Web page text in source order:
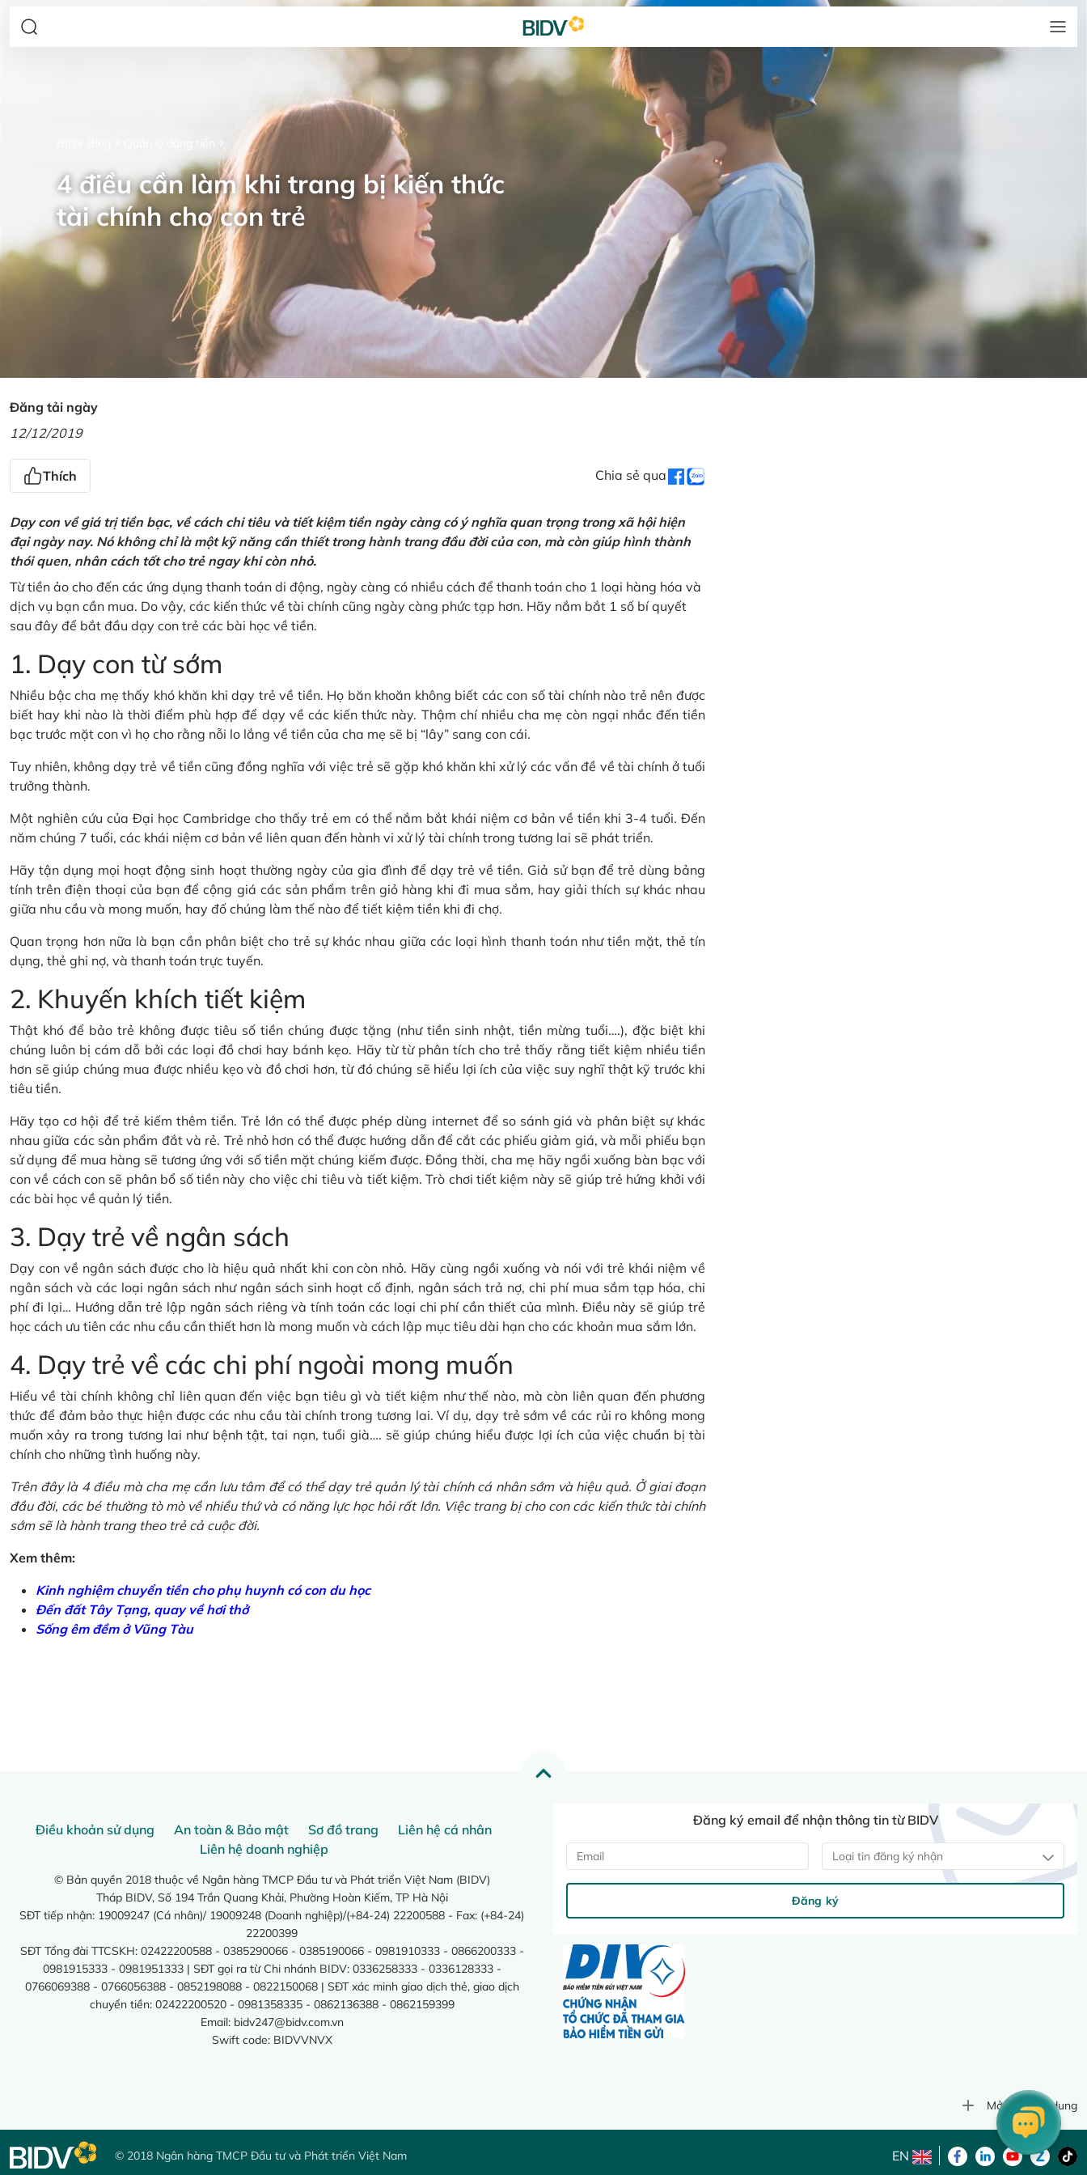
4 điều cần làm khi trang bị kiến thức
tài chính cho con trẻ
Đăng tải ngày
12/12/2019
Thích Chia sẻ qua
Dạy con về giá trị tiền bạc, về cách chi tiêu và tiết kiệm tiền ngày càng có ý nghĩa quan trọng trong xã hội hiện
đại ngày nay. Nó không chỉ là một kỹ năng cần thiết trong hành trang đầu đời của con, mà còn giúp hình thành
thói quen, nhân cách tốt cho trẻ ngay khi còn nhỏ.
Từ tiền ảo cho đến các ứng dụng thanh toán di động, ngày càng có nhiều cách để thanh toán cho 1 loại hàng hóa và
dịch vụ bạn cần mua. Do vậy, các kiến thức về tài chính cũng ngày càng phức tạp hơn. Hãy nắm bắt 1 số bí quyết
sau đây để bắt đầu dạy con trẻ các bài học về tiền.
1. Dạy con từ sớm
Nhiều bậc cha mẹ thấy khó khăn khi dạy trẻ về tiền. Họ băn khoăn không biết các con số tài chính nào trẻ nên được
biết hay khi nào là thời điểm phù hợp để dạy về các kiến thức này. Thậm chí nhiều cha mẹ còn ngại nhắc đến tiền
bạc trước mặt con vì họ cho rằng nỗi lo lắng về tiền của cha mẹ sẽ bị “lây” sang con cái.
Tuy nhiên, không dạy trẻ về tiền cũng đồng nghĩa với việc trẻ sẽ gặp khó khăn khi xử lý các vấn đề về tài chính ở tuổi
trưởng thành.
Một nghiên cứu của Đại học Cambridge cho thấy trẻ em có thể nắm bắt khái niệm cơ bản về tiền khi 3-4 tuổi. Đến
năm chúng 7 tuổi, các khái niệm cơ bản về liên quan đến hành vi xử lý tài chính trong tương lai sẽ phát triển.
Hãy tận dụng mọi hoạt động sinh hoạt thường ngày của gia đình để dạy trẻ về tiền. Giả sử bạn để trẻ dùng bảng
tính trên điện thoại của bạn để cộng giá các sản phẩm trên giỏ hàng khi đi mua sắm, hay giải thích sự khác nhau
giữa nhu cầu và mong muốn, hay đố chúng làm thế nào để tiết kiệm tiền khi đi chợ.
Quan trọng hơn nữa là bạn cần phân biệt cho trẻ sự khác nhau giữa các loại hình thanh toán như tiền mặt, thẻ tín
dụng, thẻ ghi nợ, và thanh toán trực tuyến.
2. Khuyến khích tiết kiệm
Thật khó để bảo trẻ không được tiêu số tiền chúng được tặng (như tiền sinh nhật, tiền mừng tuổi….), đặc biệt khi
chúng luôn bị cám dỗ bởi các loại đồ chơi hay bánh kẹo. Hãy từ từ phân tích cho trẻ thấy rằng tiết kiệm nhiều tiền
hơn sẽ giúp chúng mua được nhiều kẹo và đồ chơi hơn, từ đó chúng sẽ hiểu lợi ích của việc suy nghĩ thật kỹ trước khi
tiêu tiền.
Hãy tạo cơ hội để trẻ kiếm thêm tiền. Trẻ lớn có thể được phép dùng internet để so sánh giá và phân biệt sự khác
nhau giữa các sản phẩm đắt và rẻ. Trẻ nhỏ hơn có thể được hướng dẫn để cắt các phiếu giảm giá, và mỗi phiếu bạn
sử dụng để mua hàng sẽ tương ứng với số tiền mặt chúng kiếm được. Đồng thời, cha mẹ hãy ngồi xuống bàn bạc với
con về cách con sẽ phân bổ số tiền này cho việc chi tiêu và tiết kiệm. Trò chơi tiết kiệm này sẽ giúp trẻ hứng khởi với
các bài học về quản lý tiền.
3. Dạy trẻ về ngân sách
Dạy con về ngân sách được cho là hiệu quả nhất khi con còn nhỏ. Hãy cùng ngồi xuống và nói với trẻ khái niệm về
ngân sách và các loại ngân sách như ngân sách sinh hoạt cố định, ngân sách trả nợ, chi phí mua sắm tạp hóa, chi
phí đi lại… Hướng dẫn trẻ lập ngân sách riêng và tính toán các loại chi phí cần thiết của mình. Điều này sẽ giúp trẻ
học cách ưu tiên các nhu cầu cần thiết hơn là mong muốn và cách lập mục tiêu dài hạn cho các khoản mua sắm lớn.
4. Dạy trẻ về các chi phí ngoài mong muốn
Hiểu về tài chính không chỉ liên quan đến việc bạn tiêu gì và tiết kiệm như thế nào, mà còn liên quan đến phương
thức để đảm bảo thực hiện được các nhu cầu tài chính trong tương lai. Ví dụ, dạy trẻ sớm về các rủi ro không mong
muốn xảy ra trong tương lai như bệnh tật, tai nạn, tuổi già…. sẽ giúp chúng hiểu được lợi ích của việc chuẩn bị tài
chính cho những tình huống này.
Trên đây là 4 điều mà cha mẹ cần lưu tâm để có thể dạy trẻ quản lý tài chính cá nhân sớm và hiệu quả. Ở giai đoạn
đầu đời, các bé thường tò mò về nhiều thứ và có năng lực học hỏi rất lớn. Việc trang bị cho con các kiến thức tài chính
sớm sẽ là hành trang theo trẻ cả cuộc đời.
Xem thêm:
Kinh nghiệm chuyển tiền cho phụ huynh có con du học
Đến đất Tây Tạng, quay về hơi thở
Sống êm đềm ở Vũng Tàu
Điều khoản sử dụng An toàn & Bảo mật Sơ đồ trang
Liên hệ cá nhân
Liên hệ doanh nghiệp
© Bản quyền 2018 thuộc về Ngân hàng TMCP Đầu tư và Phát triển Việt Nam (BIDV)
Tháp BIDV, Số 194 Trần Quang Khải, Phường Hoàn Kiếm, TP Hà Nội
SĐT tiếp nhận: 19009247 (Cá nhân)/ 19009248 (Doanh nghiệp)/(+84-24) 22200588 - Fax: (+84-24)
22200399
SĐT Tổng đài TTCSKH: 02422200588 - 0385290066 - 0385190066 - 0981910333 - 0866200333 -
0981915333 - 0981951333 | SĐT gọi ra từ Chi nhánh BIDV: 0336258333 - 0336128333 -
0766069388 - 0766056388 - 0852198088 - 0822150068 | SĐT xác minh giao dịch thẻ, giao dịch
chuyển tiền: 02422200520 - 0981358335 - 0862136388 - 0862159399
Email: bidv247@bidv.com.vn
Swift code: BIDVVNVX
Đăng ký email để nhận thông tin từ BIDV
Loại tin đăng ký nhận
Đăng ký
Mở rộng nội dung
© 2018 Ngân hàng TMCP Đầu tư và Phát triển Việt Nam EN